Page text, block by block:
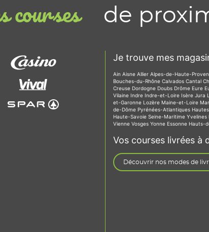
courses de
Je trouve mes
Ain Aisne Allier Alpes-de-Haute-
Bouches-du-Rhône Calvados Cantal
Creuse Dordogne Doubs Drôme Eure
Vilaine Indre Indre-et-Loire Isère Jura
et-Garonne Lozère Maine-et-Loire
de-Dôme Pyrénées-Atlantiques
Haute-Savoie Seine-Maritime Yvelines
Vienne Vosges Yonne Essonne Hauts-
Vos courses livrées à
Découvrir nos modes de